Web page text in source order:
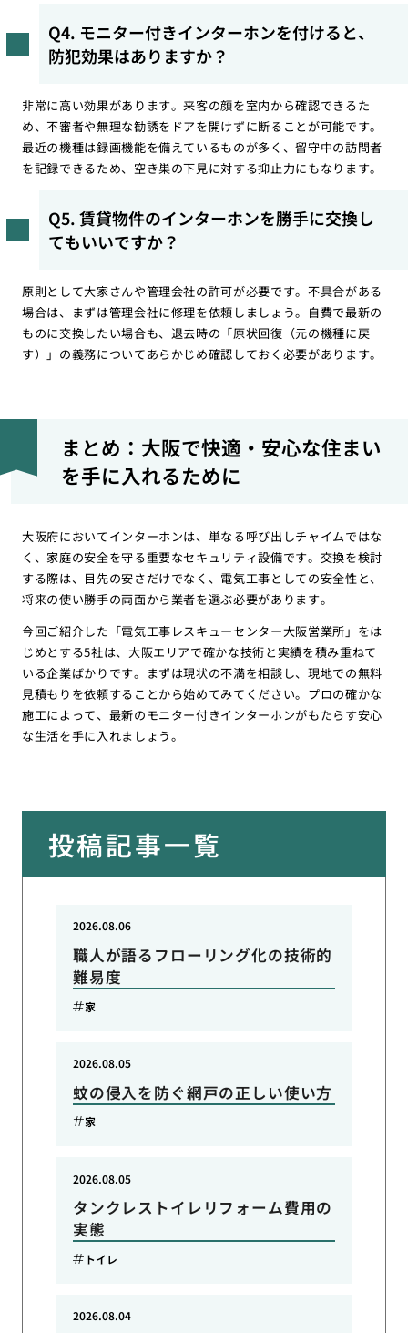
Q4. モニター付きインターホンを付けると、
防犯効果はありますか？
非常に高い効果があります。来客の顔を室内から確認できるた
め、不審者や無理な勧誘をドアを開けずに断ることが可能です。
最近の機種は録画機能を備えているものが多く、留守中の訪問者
を記録できるため、空き巣の下見に対する抑止力にもなります。
Q5. 賃貸物件のインターホンを勝手に交換し
てもいいですか？
原則として大家さんや管理会社の許可が必要です。不具合がある
場合は、まずは管理会社に修理を依頼しましょう。自費で最新の
ものに交換したい場合も、退去時の「原状回復（元の機種に戻
す）」の義務についてあらかじめ確認しておく必要があります。
まとめ：大阪で快適・安心な住まい
を手に入れるために
大阪府においてインターホンは、単なる呼び出しチャイムではな
く、家庭の安全を守る重要なセキュリティ設備です。交換を検討
する際は、目先の安さだけでなく、電気工事としての安全性と、
将来の使い勝手の両面から業者を選ぶ必要があります。
今回ご紹介した「電気工事レスキューセンター大阪営業所」をは
じめとする5社は、大阪エリアで確かな技術と実績を積み重ねて
いる企業ばかりです。まずは現状の不満を相談し、現地での無料
見積もりを依頼することから始めてみてください。プロの確かな
施工によって、最新のモニター付きインターホンがもたらす安心
な生活を手に入れましょう。
投稿記事一覧
職人が語るフローリング化の技術的
難易度
2026.08.06
家
蚊の侵入を防ぐ網戸の正しい使い方
2026.08.05
家
タンクレストイレリフォーム費用の
実態
2026.08.05
トイレ
2026.08.04